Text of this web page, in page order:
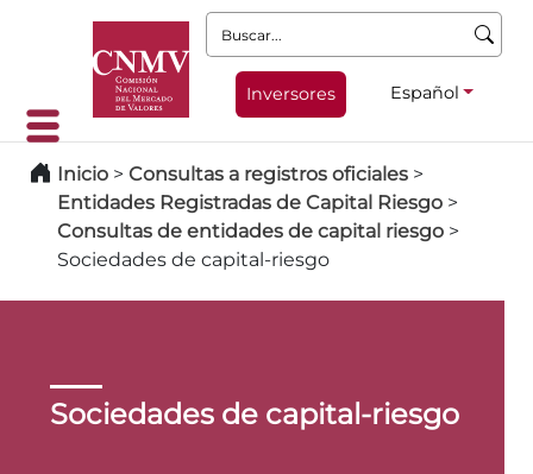
Buscar:
Inversores Español
Inicio > Consultas a registros oficiales >
Entidades Registradas de Capital Riesgo >
Consultas de entidades de capital riesgo >
Sociedades de capital-riesgo
Sociedades de capital-riesgo